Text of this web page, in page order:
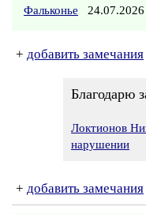
Фальконье
+ добавить замечания
Благодарю
Локтионов
нарушении
+ добавить замечания